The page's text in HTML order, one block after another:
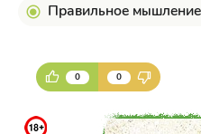
Правильное
0 0